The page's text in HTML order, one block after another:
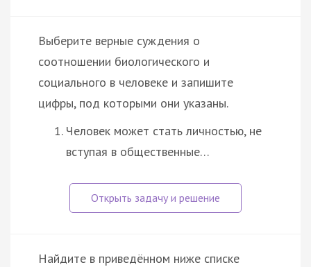
Выберите верные суждения о
соотношении биологического и
социального в человеке и запишите
цифры, под которыми они указаны.
Человек может стать личностью, не
вступая в общественные…
Найдите в приведённом ниже списке